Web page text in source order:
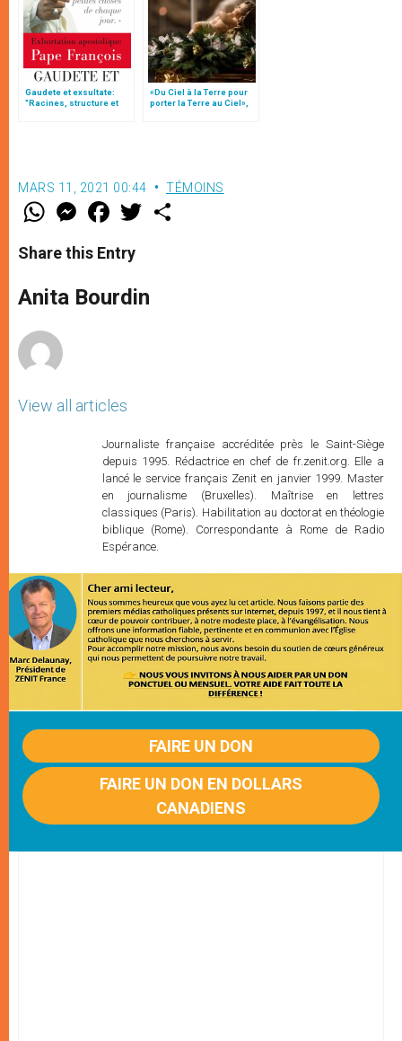
Gaudete et exsultate:
"Racines, structure et
«Du Ciel à la Terre pour
porter la Terre au Ciel»,
MARS 11, 2021 00:44 TÉMOINS
W
t
s
p
p
M
e
s
e
g
e
F
a
e
b
o
k
w
r
Share this Entry
Anita Bourdin
View all articles
Journaliste française accréditée près le Saint-Siège
depuis 1995. Rédactrice en chef de fr.zenit.org. Elle a
lancé le service français Zenit en janvier 1999. Master
en journalisme (Bruxelles). Maîtrise en lettres
classiques (Paris). Habilitation au doctorat en théologie
biblique (Rome). Correspondante à Rome de Radio
Espérance.
FAIRE UN DON
FAIRE UN DON EN DOLLARS
CANADIENS